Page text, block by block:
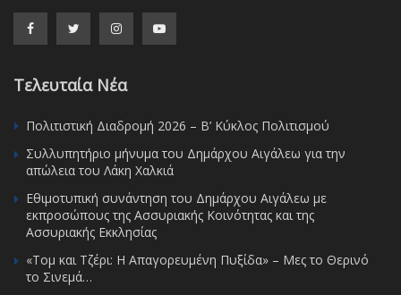
Τελευταία Νέα
Πολιτιστική Διαδρομή 2026 – Β’ Κύκλος Πολιτισμού
Συλλυπητήριο μήνυμα του Δημάρχου Αιγάλεω για την
απώλεια του Λάκη Χαλκιά
Εθιμοτυπική συνάντηση του Δημάρχου Αιγάλεω με
εκπροσώπους της Ασσυριακής Κοινότητας και της
Ασσυριακής Εκκλησίας
«Τομ και Τζέρι: Η Απαγορευμένη Πυξίδα» – Μες το Θερινό
το Σινεμά…